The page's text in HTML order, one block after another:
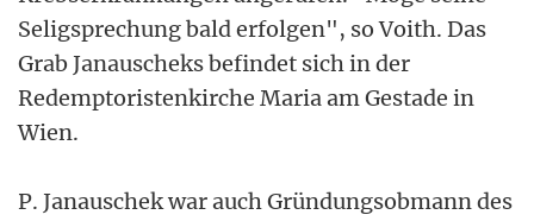
Seligsprechung bald erfolgen", so Voith. Das
Grab Janauscheks befindet sich in der
Redemptoristenkirche Maria am Gestade in
Wien.
P. Janauschek war auch Gründungsobmann des